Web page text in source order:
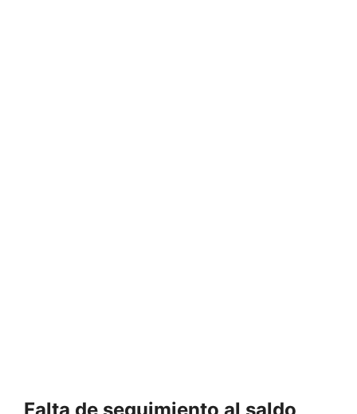
Falta de seguimiento al saldo